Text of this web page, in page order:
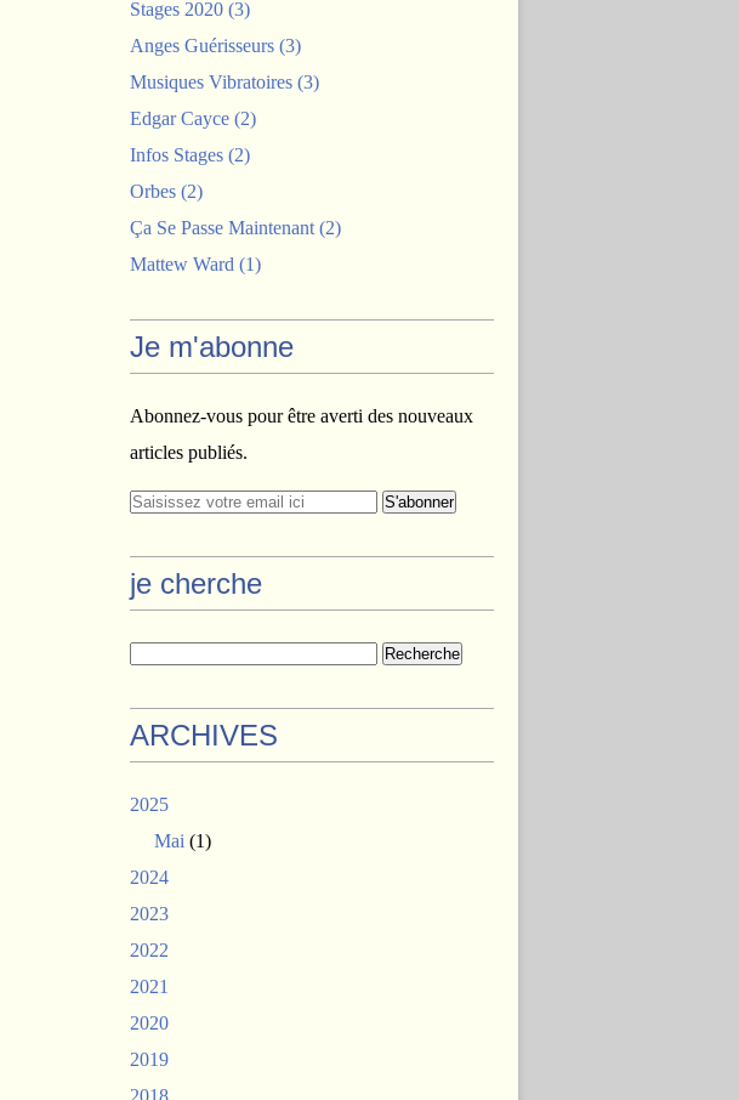
Stages 2020 (3)
Anges Guérisseurs (3)
Musiques Vibratoires (3)
Edgar Cayce (2)
Infos Stages (2)
Orbes (2)
Ça Se Passe Maintenant (2)
Mattew Ward (1)
Je m'abonne
Abonnez-vous pour être averti des nouveaux
articles publiés.
je cherche
ARCHIVES
2025
Mai (1)
2024
2023
2022
2021
2020
2019
2018